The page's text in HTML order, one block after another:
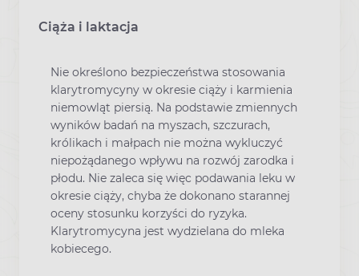
Ciąża i laktacja
Nie określono bezpieczeństwa stosowania
klarytromycyny w okresie ciąży i karmienia
niemowląt piersią. Na podstawie zmiennych
wyników badań na myszach, szczurach,
królikach i małpach nie można wykluczyć
niepożądanego wpływu na rozwój zarodka i
płodu. Nie zaleca się więc podawania leku w
okresie ciąży, chyba że dokonano starannej
oceny stosunku korzyści do ryzyka.
Klarytromycyna jest wydzielana do mleka
kobiecego.